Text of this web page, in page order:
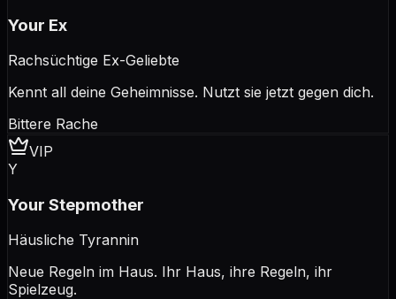
Your Ex
Rachsüchtige Ex-Geliebte
Kennt all deine Geheimnisse. Nutzt sie jetzt gegen dich.
Bittere Rache
VIP
Y
Your Stepmother
Häusliche Tyrannin
Neue Regeln im Haus. Ihr Haus, ihre Regeln, ihr
Spielzeug.